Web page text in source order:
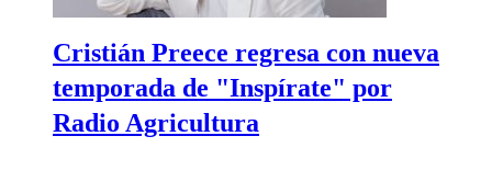
Cristián Preece regresa con nueva
temporada de "Inspírate" por
Radio Agricultura